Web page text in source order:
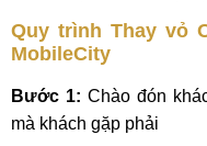
Quy trình Thay vỏ
MobileCity
Bước 1: Chào đón
mà khách gặp phải